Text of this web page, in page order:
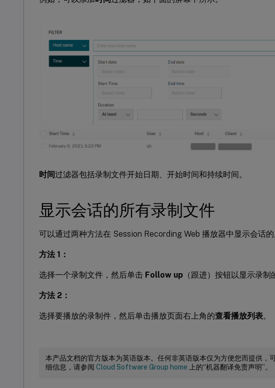
时间过滤器包括录制文件开始日期、开始时间和持续时间。
显示会话的所有录制文件
可以通过两种方法在 Session Recording Web 播放器中显示会话的
方法 1：
选择一个录制文件，然后单击 Follow up （跟进）按钮以显示录制
方法 2：
选择要播放的录制件，然后单击播放页面右上角的查看播放列表。
本产品文档的官方版本为英语版本。任何非英语版本仅为方便您而提供，
细信息，请参阅 Cloud Software Group home 上的“机器翻译免责声明”。